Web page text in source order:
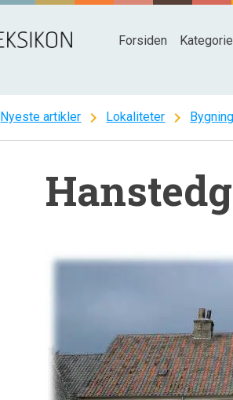
Forsiden
Nyeste artikler chevron_right Lokaliteter chevron_right